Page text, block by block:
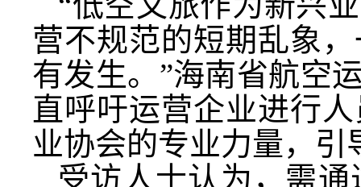
营不规范的短期乱象
有发生。”海南省航空
直呼吁运营企业进行
业协会的专业力量，
受访人士认为，需